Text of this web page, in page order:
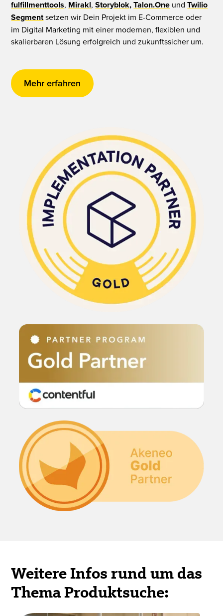
fulfillmenttools, Mirakl,Storyblok,Talon.One undTwilio
Segmentsetzen wir Dein Projekt im E-Commerce oder
im Digital Marketing mit einer modernen, flexiblen und
skalierbaren Lösung erfolgreich und zukunftssicher um.
Mehr erfahren
Weitere Infos rund um das
Thema Produktsuche: